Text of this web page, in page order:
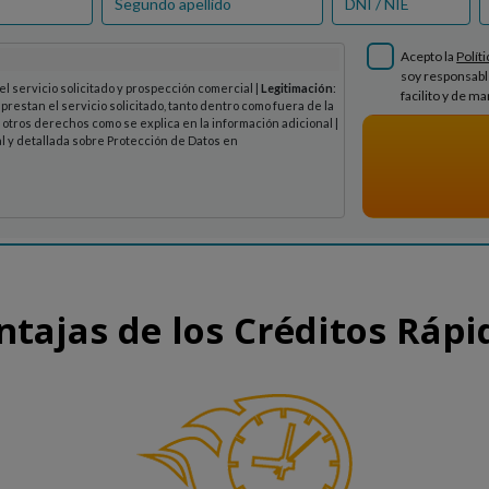
de los Créditos